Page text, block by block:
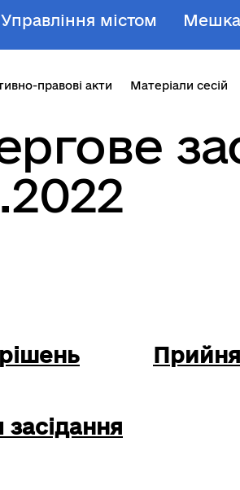
Управління містом
правові акти Матеріали сесій